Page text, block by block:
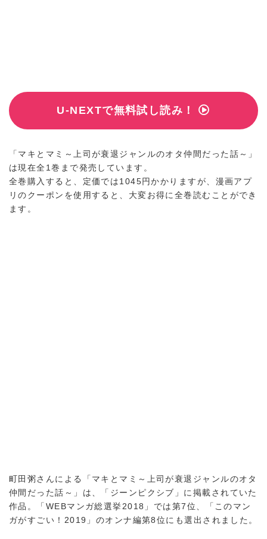
U-NEXTで無料試し読み！
「マキとマミ～上司が衰退ジャンルのオタ仲間だった話～」
は現在全1巻まで発売しています。
全巻購入すると、定価では1045円かかりますが、漫画アプ
リのクーポンを使用すると、大変お得に全巻読むことができ
ます。
町田粥さんによる「マキとマミ～上司が衰退ジャンルのオタ
仲間だった話～」は、「ジーンピクシブ」に掲載されていた
作品。「WEBマンガ総選挙2018」では第7位、「このマン
ガがすごい！2019」のオンナ編第8位にも選出されました。